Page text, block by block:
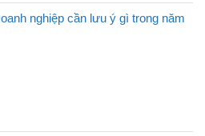
nghiệp cần lưu ý gì trong năm